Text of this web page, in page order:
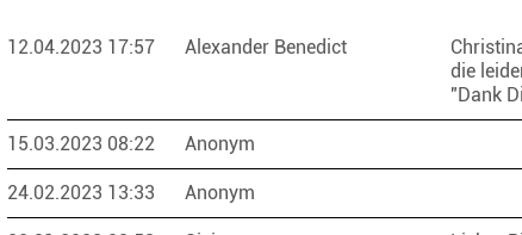
12.04.2023 17:57 Alexander Benedict
die
"Dank
15.03.2023 08:22 Anonym
24.02.2023 13:33 Anonym